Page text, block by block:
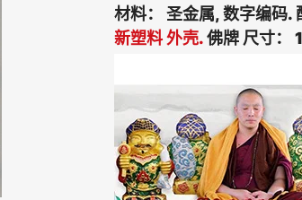
材料： 圣金属, 数字编码.
新塑料 外壳.佛牌 尺寸：